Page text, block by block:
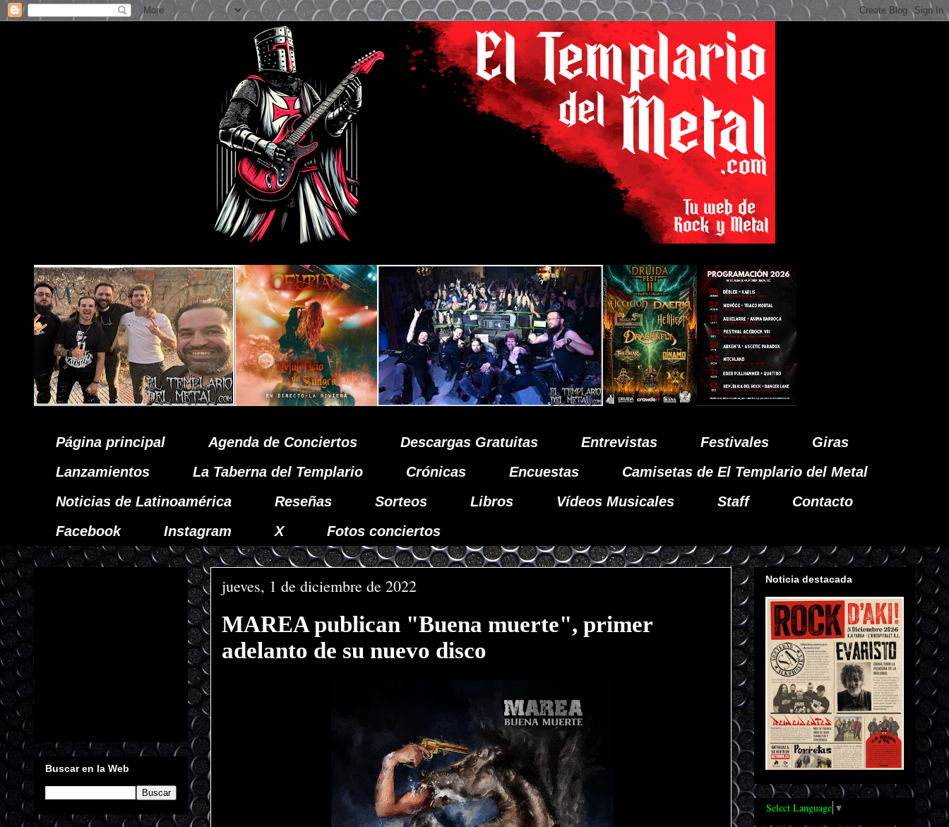
Página principal Agenda de Conciertos Descargas Gratuitas Entrevistas Festivales
Giras
Lanzamientos
La Taberna del Templario Crónicas Encuestas
Camisetas de El Templario del Metal
Noticias de Latinoamérica
Reseñas Sorteos Libros Vídeos Musicales Staff
Contacto
Facebook
Instagram X Fotos conciertos
jueves, 1 de diciembre de 2022
MAREA publican "Buena muerte", primer
adelanto de su nuevo disco
Buscar en la Web
Noticia destacada
Select Language ▼